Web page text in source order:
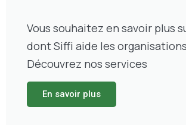
Vous souhaitez en savoir plus
dont Siffi aide les
Découvrez nos services
En savoir plus